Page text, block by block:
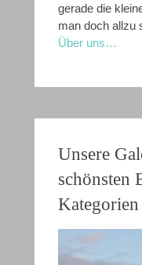
gerade die
man doch allzu
Über uns…
Unsere
schönsten
Kategorien